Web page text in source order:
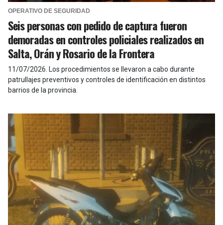
OPERATIVO DE SEGURIDAD
Seis personas con pedido de captura fueron
demoradas en controles policiales realizados en
Salta, Orán y Rosario de la Frontera
11/07/2026 Los procedimientos se llevaron a cabo durante
patrullajes preventivos y controles de identificación en distintos
barrios de la provincia.